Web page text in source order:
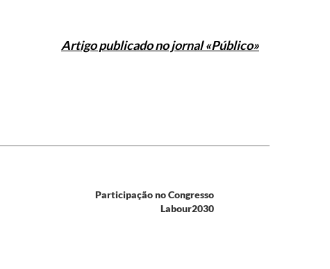
Artigo publicado no jornal «Público»
Participação no Congresso
Labour2030